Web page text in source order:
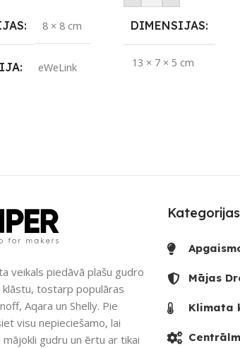
8 × 8 cm
eWeLink
UZREIZ
DIMENSIJAS
13 × 7 × 5 cm
veikals piedāvā plašu gudro
tostarp populāras
Aqara un Shelly. Pie
visu nepieciešamo, lai
gudru un ērtu ar tikai
Kategorijas
Mājas
Klimata